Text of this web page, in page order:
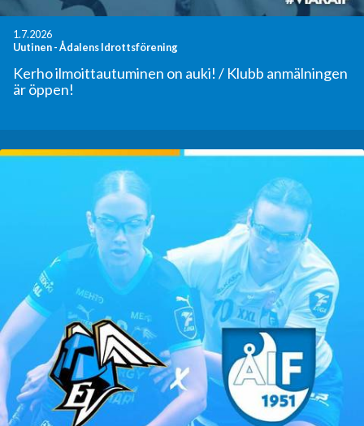
1.7.2026
Uutinen-Ådalens Idrottsförening
Kerho ilmoittautuminen on auki! / Klubb anmälningen
är öppen!